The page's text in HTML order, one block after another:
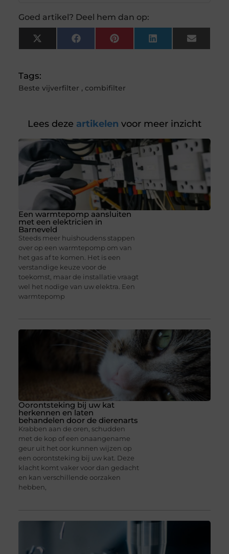
Goed artikel? Deel hem dan op:
X
(Twitter)
FacebookPinterestLinkedInEmail
Tags:
Beste vijverfilter , combifilter
Lees deze artikelen voor meer inzicht
Een warmtepomp aansluiten
met een elektricien in
Barneveld
Steeds meer huishoudens stappen
over op een warmtepomp om van
het gas af te komen. Het is een
verstandige keuze voor de
toekomst, maar de installatie vraagt
wel het nodige van uw elektra. Een
warmtepomp
Oorontsteking bij uw kat
herkennen en laten
behandelen door de dierenarts
Krabben aan de oren, schudden
met de kop of een onaangename
geur uit het oor kunnen wijzen op
een oorontsteking bij uw kat. Deze
klacht komt vaker voor dan gedacht
en kan verschillende oorzaken
hebben,